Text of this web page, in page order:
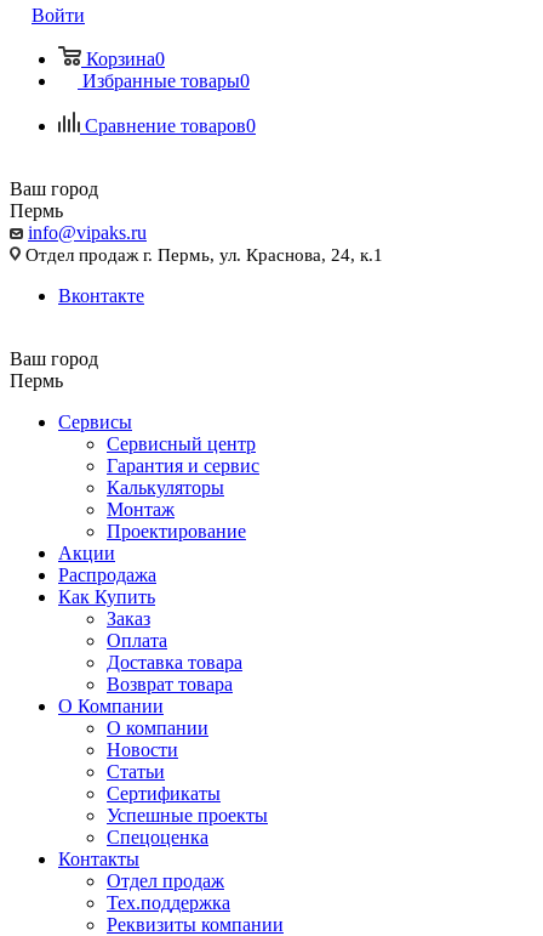
Войти
Корзина0
Избранные товары0
Сравнение товаров0
Ваш город
Пермь
info@vipaks.ru
Отдел продаж г. Пермь, ул. Краснова, 24, к.1
Вконтакте
Ваш город
Пермь
Сервисы
Сервисный центр
Гарантия и сервис
Калькуляторы
Монтаж
Проектирование
Акции
Распродажа
Как Купить
Заказ
Оплата
Доставка товара
Возврат товара
О Компании
О компании
Новости
Статьи
Сертификаты
Успешные проекты
Спецоценка
Контакты
Отдел продаж
Тех.поддержка
Реквизиты компании